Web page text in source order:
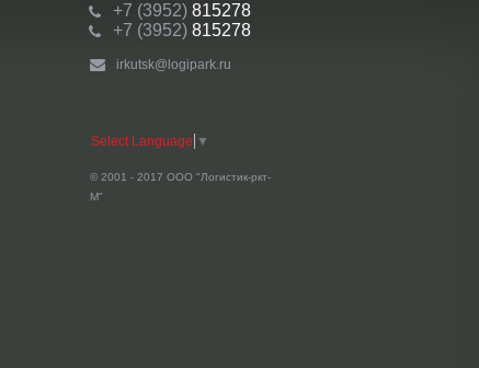
+7 (3952) 815278
+7 (3952) 815278
irkutsk@logipark.ru
Select Language ▼
© 2001 - 2017 ООО "Логистик-ркт-
М"